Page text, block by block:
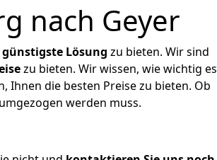
nach Geyer
günstigste Lösung zu bieten. Wir sind
zu bieten. Wir wissen, wie wichtig es
Ihnen die besten Preise zu bieten. Ob
werden muss.